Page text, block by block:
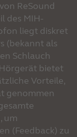
ReSound
des MIH-
liegt diskret
(bekannt als
Schlauch
bietet
Vorteile,
genommen
um
(Feedback) zu